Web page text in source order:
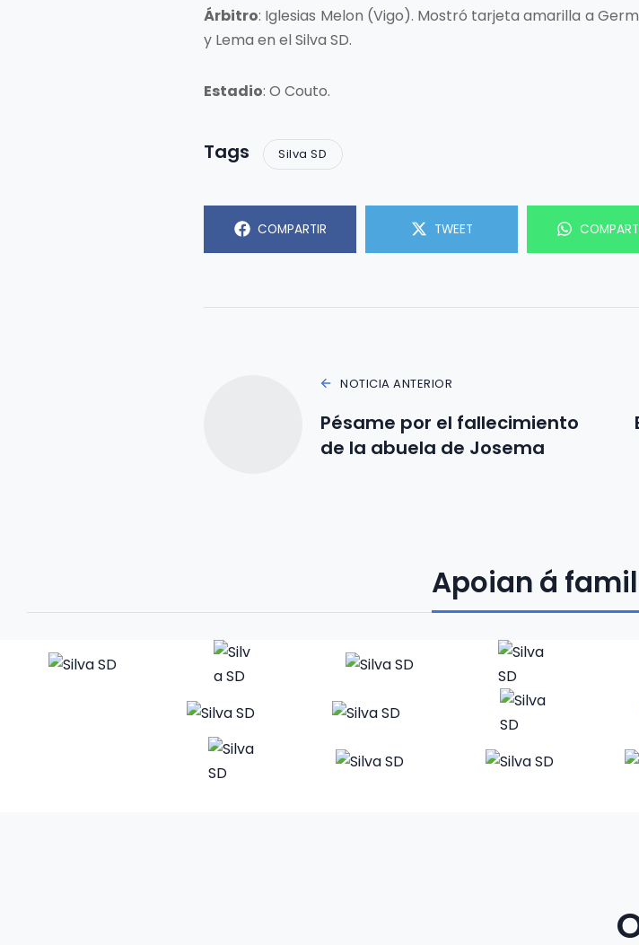
Árbitro: Iglesias Melon (Vigo). Mostró tarjeta amarilla a
y Lema en el Silva SD.
Estadio: O Couto.
Tags Silva SD
COMPARTIR TWEET
NOTICIA ANTERIOR
Pésame por el fallecimiento
de la abuela de Josema
Apoian á